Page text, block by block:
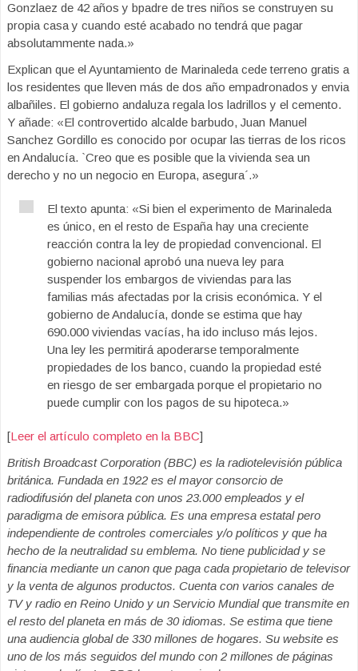
Gonzlaez de 42 años y bpadre de tres niños se construyen su
propia casa y cuando esté acabado no tendrá que pagar
absolutammente nada.»
Explican que el Ayuntamiento de Marinaleda cede terreno gratis a
los residentes que lleven más de dos año empadronados y envia
albañiles. El gobierno andaluza regala los ladrillos y el cemento.
Y añade: «El controvertido alcalde barbudo, Juan Manuel
Sanchez Gordillo es conocido por ocupar las tierras de los ricos
en Andalucía. `Creo que es posible que la vivienda sea un
derecho y no un negocio en Europa, asegura´.»
El texto apunta: «Si bien el experimento de Marinaleda
es único, en el resto de España hay una creciente
reacción contra la ley de propiedad convencional. El
gobierno nacional aprobó una nueva ley para
suspender los embargos de viviendas para las
familias más afectadas por la crisis económica. Y el
gobierno de Andalucía, donde se estima que hay
690.000 viviendas vacías, ha ido incluso más lejos.
Una ley les permitirá apoderarse temporalmente
propiedades de los banco, cuando la propiedad esté
en riesgo de ser embargada porque el propietario no
puede cumplir con los pagos de su hipoteca.»
[Leer el artículo completo en la BBC]
British Broadcast Corporation (BBC) es la radiotelevisión pública
británica. Fundada en 1922 es el mayor consorcio de
radiodifusión del planeta con unos 23.000 empleados y el
paradigma de emisora pública. Es una empresa estatal pero
independiente de controles comerciales y/o políticos y que ha
hecho de la neutralidad su emblema. No tiene publicidad y se
financia mediante un canon que paga cada propietario de televisor
y la venta de algunos productos. Cuenta con varios canales de
TV y radio en Reino Unido y un Servicio Mundial que transmite en
el resto del planeta en más de 30 idiomas. Se estima que tiene
una audiencia global de 330 millones de hogares. Su website es
uno de los más seguidos del mundo con 2 millones de páginas